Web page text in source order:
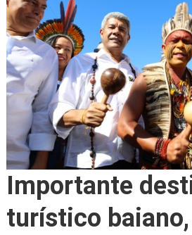
Importante
turístico